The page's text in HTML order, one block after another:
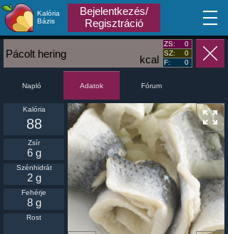
Kalória
Bázis
Bejelentkezés/
Regisztráció
MA
kcal
Pácolt hering
ZS:
0
SZ:
0
F:
0
Napló Adatok Fórum
Kalória
88
Zsír
6 g
Szénhidrát
2 g
Fehérje
8 g
Rost